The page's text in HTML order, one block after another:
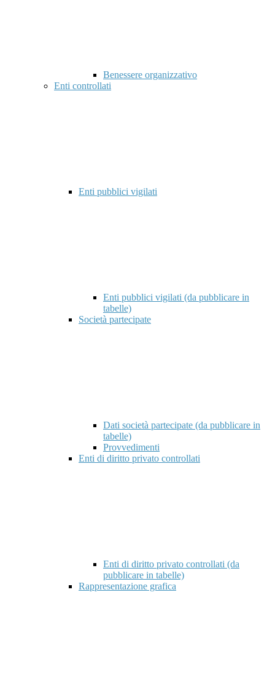
Benessere organizzativo
Enti controllati
Enti pubblici vigilati
Enti pubblici vigilati (da pubblicare in
tabelle)
Società partecipate
Dati società partecipate (da pubblicare in
tabelle)
Provvedimenti
Enti di diritto privato controllati
Enti di diritto privato controllati (da
pubblicare in tabelle)
Rappresentazione grafica